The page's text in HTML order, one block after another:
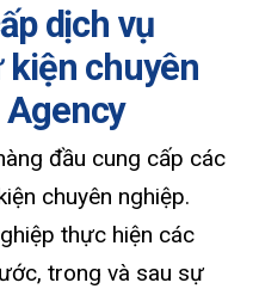
dịch vụ
chuyên
đầu cung cấp các
chuyên nghiệp.
thực hiện các
trong và sau sự